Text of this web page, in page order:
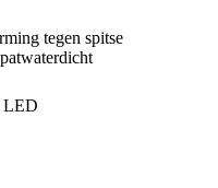
tegen spitse
LED